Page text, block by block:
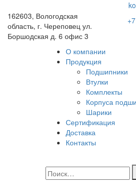
162603, Вологодская
область, г. Череповец ул.
Боршодская д. 6 офис 3
О компании
Продукция
Подшипники
Втулки
Комплекты
Корпуса
Шарики
Сертификация
Доставка
Контакты